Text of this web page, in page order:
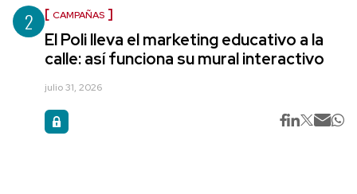
2 CAMPAÑAS
El Poli lleva el marketing educativo a la
calle: así funciona su mural interactivo
julio 31, 2026